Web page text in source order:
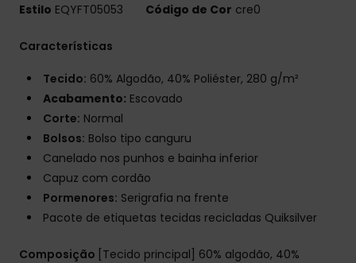
Estilo EQYFT05053 Código de Cor cre0
Características
Tecido: 60% Algodão, 40% Poliéster, 280 g/m²
Acabamento: Escovado
Corte: Normal
Bolsos: Bolso tipo canguru
Canelado nos punhos e bainha inferior
Capuz com cordão
Pormenores: Serigrafia na frente
Pacote de etiquetas tecidas recicladas Quiksilver
Composição [Tecido principal] 60% algodão, 40%